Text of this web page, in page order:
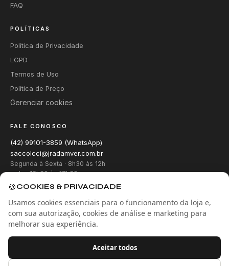
FAQ
POLÍTICAS
Política de Privacidade
LGPD
Termos de Uso
Política de Preço
Gerenciar cookies
FALE CONOSCO
(42) 99101-3859 (WhatsApp)
saccolcci@jradamver.com.br
Segunda à Sexta · 8h30 às 12h
e das 13h30 às 17h30
Site verificado
Google Safe Browsing
🍪COOKIES & PRIVACIDADE
Usamos cookies essenciais para o funcionamento da loja e,
com sua autorização, cookies de análise e marketing para
melhorar sua experiência.
Aceitar todos